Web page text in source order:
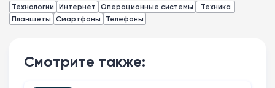
Технологии Интернет Операционные системы
Техника
Планшеты Смартфоны Телефоны
Смотрите также: